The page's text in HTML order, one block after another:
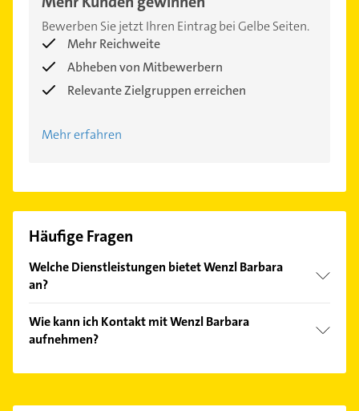
Bewerben Sie jetzt Ihren Eintrag bei Gelbe Seiten.
Mehr Reichweite
Abheben von Mitbewerbern
Relevante Zielgruppen erreichen
Mehr erfahren
Häufige Fragen
Welche Dienstleistungen bietet Wenzl Barbara
an?
Behandlung von Kopfschmerzen,
Bewegungseinschränkungen, Cranio Sacrale,
Wie kann ich Kontakt mit Wenzl Barbara
aufnehmen?
Kontaktmöglichkeiten wie Adresse oder Mail in